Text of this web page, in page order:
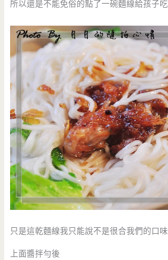
所以還是不能免俗的點了一碗麵線給孩子吃
只是這乾麵線我只能說不是很合我們的口味
上面醬拌勻後